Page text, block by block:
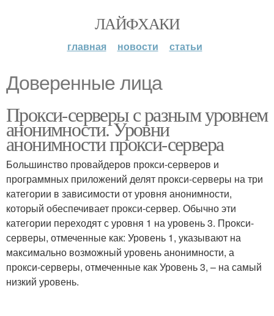
ЛАЙФХАКИ
главная новости статьи
Доверенные лица
Прокси-серверы с разным уровнем
анонимности. Уровни
анонимности прокси-сервера
Большинство провайдеров прокси-серверов и
программных приложений делят прокси-серверы на три
категории в зависимости от уровня анонимности,
который обеспечивает прокси-сервер. Обычно эти
категории переходят с уровня 1 на уровень 3. Прокси-
серверы, отмеченные как: Уровень 1, указывают на
максимально возможный уровень анонимности, а
прокси-серверы, отмеченные как Уровень 3, – на самый
низкий уровень.